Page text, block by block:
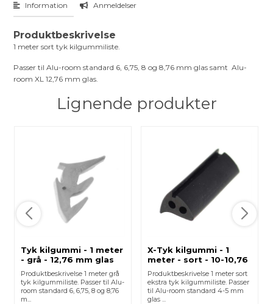
Information Anmeldelser
Produktbeskrivelse
1 meter sort tyk kilgummiliste.
Passer til Alu-room standard 6, 6,75, 8 og 8,76 mm glas samt Alu-
room XL 12,76 mm glas.
Lignende produkter
Tyk kilgummi - 1 meter
- grå - 12,76 mm glas
Produktbeskrivelse 1 meter grå
tyk kilgummiliste. Passer til Alu-
room standard 6, 6,75, 8 og 8,76
m...
X-Tyk kilgummi - 1
meter - sort - 10-10,76
mm glas
Produktbeskrivelse 1 meter sort
ekstra tyk kilgummiliste. Passer
til Alu-room standard 4-5 mm
glas ...